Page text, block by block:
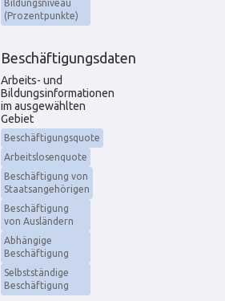
Bildungsniveau
(Prozentpunkte)
Beschäftigungsdaten
Arbeits- und
Bildungsinformationen
im ausgewählten
Gebiet
Beschäftigungsquote
Arbeitslosenquote
Beschäftigung von
Staatsangehörigen
Beschäftigung
von Ausländern
Abhängige
Beschäftigung
Selbstständige
Beschäftigung